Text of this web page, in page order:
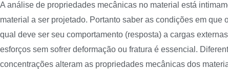
A análise de propriedades mecânicas no material está
material a ser projetado. Portanto saber as condições em que
qual deve ser seu comportamento (resposta) a cargas
esforços sem sofrer deformação ou fratura é essencial.
concentrações alteram as propriedades mecânicas dos